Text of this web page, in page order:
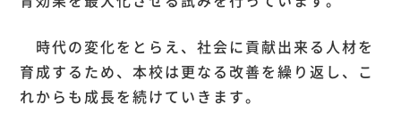
時代の変化をとらえ、社会に貢献出来る人材を
育成するため、本校は更なる改善を繰り返し、こ
れからも成長を続けていきます。